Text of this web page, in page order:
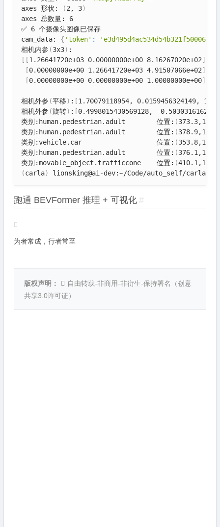
axes 形状:
(2, 3)
axes 总数量: 6
✅ 6 个摄像头图像已保存
cam_data: { 'token' :
相机内参 (3x3)
[ [1.26641720e+03 0.00000000e+00 8.16267020e+02]
[0.00000000e+00 1.26641720e+03 4.91507066e+02]
[0.00000000e+00 0.00000000e+00 1.00000000e+00]
相机外参 (平移) : [1.70079118954, 0.0159456324149,
相机外参 (旋转) : [0.4998015430569128, -
类别:human.pedestrian.adult        位置: (
类别:human.pedestrian.adult        位置: (
类别:vehicle.car                   位置: (
类别:human.pedestrian.adult        位置: (
类别:movable_object.trafficcone    位置: (
(carla) lionsking@ai-dev:~/Code/auto_self/
跑通 BEVFormer 推理 + 可视化 #
为者常成，行者常至
版权声明： 自由转载-非商用-非衍生-保持署名（创意
共享3.0许可证）